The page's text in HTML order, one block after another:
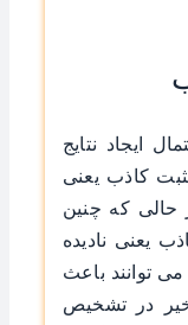
ایجاد نتایج
کاذب یعنی
که چنین
یعنی نادیده
توانند باعث
در تشخیص